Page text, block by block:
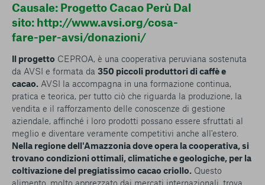
Causale: Progetto Cacao Perù Dal
sito: http://www.avsi.org/cosa-
fare-per-avsi/donazioni/
Il progetto CEPROA, è una cooperativa peruviana sostenuta
da AVSI e formata da 350 piccoli produttori di caffè e
cacao. AVSI la accompagna in una formazione continua,
pratica e teorica, per tutto ciò che riguarda la produzione, la
vendita e il rafforzamento delle conoscenze di gestione
aziendale, affinché i loro prodotti possano essere sfruttati al
meglio e diventare veramente competitivi anche all'estero.
Nella regione dell'Amazzonia dove opera la cooperativa, si
trovano condizioni ottimali, climatiche e geologiche, per la
coltivazione del pregiatissimo cacao criollo. Questo
alimento, molto apprezzato dai mercati internazionali, trova